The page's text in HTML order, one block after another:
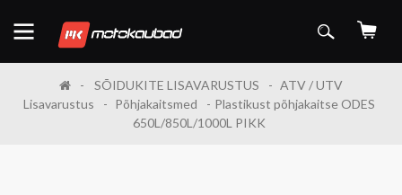
SÕIDUKITE LISAVARUSTUS
ATV / UTV
Lisavarustus
Põhjakaitsmed
Plastikust põhjakaitse ODES
650L/850L/1000L PIKK